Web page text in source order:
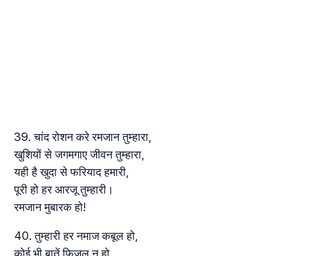
चांद रोशन करे रमजान तुम्हारा,
खुशियों से जगमगाए जीवन तुम्हारा,
यही है खुदा से फरियाद हमारी,
पूरी हो हर आरजू तुम्हारी।
रमजान मुबारक हो!
तुम्हारी हर नमाज कबूल हो,
कोई भी बातें फिजूल न हो,